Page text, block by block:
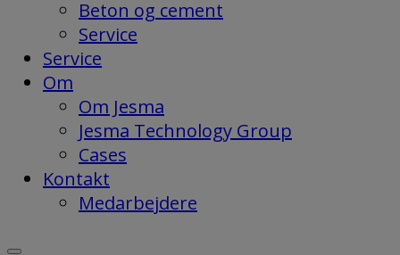
Beton og cement
Service
Service
Om
Om Jesma
Jesma Technology Group
Cases
Kontakt
Medarbejdere